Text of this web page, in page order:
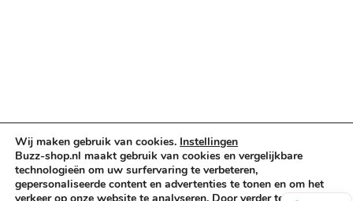
Copyright © 2026 Buzz-Shop.nl. Alle rechten voorbehouden.
Wij maken gebruik van cookies. Instellingen
Buzz-shop.nl maakt gebruik van cookies en vergelijkbare
technologieën om uw surfervaring te verbeteren,
gepersonaliseerde content en advertenties te tonen en om het